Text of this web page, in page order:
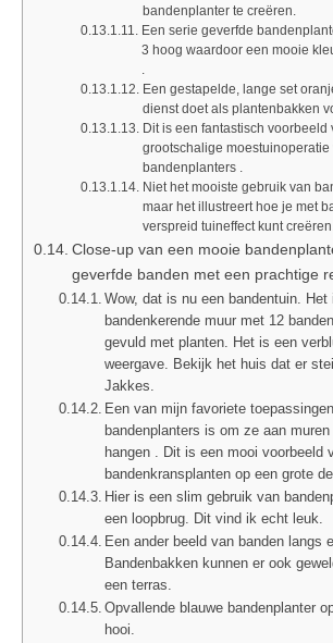
bandenplanter te creëren.
Een serie geverfde
3 hoog waardoor een mooie
Een gestapelde, lange set
dienst doet als plantenbakken
Dit is een fantastisch voorbeeld
grootschalige moestuinoperatie
bandenplanters .
Niet het mooiste gebruik van
maar het illustreert hoe je met
verspreid tuineffect kunt creëren.
Close-up van een mooie
geverfde banden met een prachtige
Wow, dat is nu een bandentuin. Het
bandenkerende muur met 12
gevuld met planten. Het is een
weergave. Bekijk het huis dat er
Jakkes.
Een van mijn favoriete
bandenplanters is om ze aan
hangen . Dit is een mooi voorbeeld
bandenkransplanten op een grote
Hier is een slim gebruik van
een loopbrug. Dit vind ik echt leuk.
Een ander beeld van banden langs
Bandenbakken kunnen er ook
een terras.
Opvallende blauwe bandenplanter
hooi.